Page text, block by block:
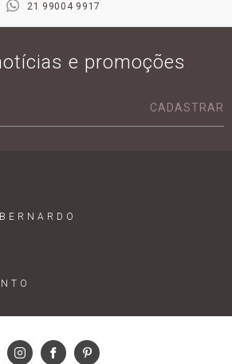
21 99004 9917
e promoções
CADASTRAR